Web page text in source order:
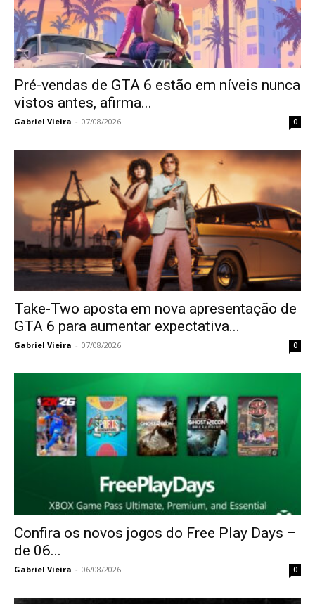
Pré-vendas de GTA 6 estão em níveis nunca
vistos antes, afirma...
Gabriel Vieira - 07/08/2026 0
Take-Two aposta em nova apresentação de
GTA 6 para aumentar expectativa...
Gabriel Vieira - 07/08/2026 0
Confira os novos jogos do Free Play Days –
de 06...
Gabriel Vieira - 06/08/2026 0